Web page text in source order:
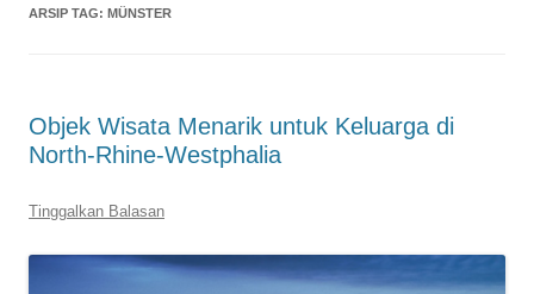
ARSIP TAG: MÜNSTER
Objek Wisata Menarik untuk Keluarga di
North-Rhine-Westphalia
Tinggalkan Balasan